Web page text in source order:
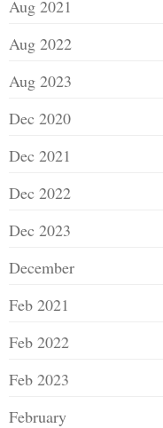
Aug 2021
Aug 2022
Aug 2023
Dec 2020
Dec 2021
Dec 2022
Dec 2023
December
Feb 2021
Feb 2022
Feb 2023
February